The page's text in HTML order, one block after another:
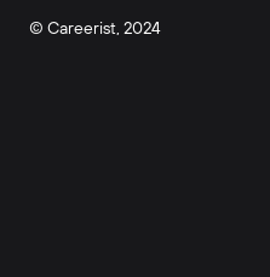
© Careerist, 2024